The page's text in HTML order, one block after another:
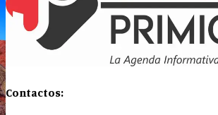
Contactos: